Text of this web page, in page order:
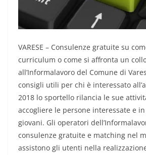
VARESE – Consulenze gratuite su
curriculum o come si affronta un
all’Informalavoro del Comune di
consigli utili per chi è interessato
2018 lo sportello rilancia le sue
accogliere le persone interessate e
giovani. Gli operatori
consulenze gratuite e matching nel
assistono gli utenti nella